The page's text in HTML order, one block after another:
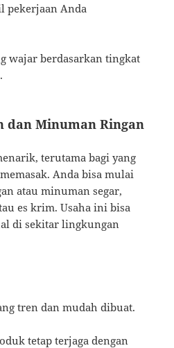
pekerjaan Anda
wajar berdasarkan tingkat
dan Minuman Ringan
terutama bagi yang
Anda bisa mulai
atau minuman segar,
es krim. Usaha ini bisa
di sekitar lingkungan
tren dan mudah dibuat.
tetap terjaga dengan